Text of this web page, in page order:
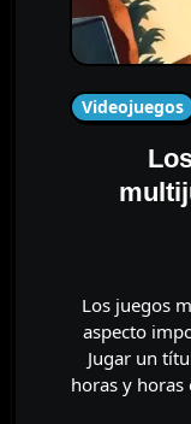
Videojuegos
Los juegos multijugador siempre han sido un
aspecto
Jugar un
horas y